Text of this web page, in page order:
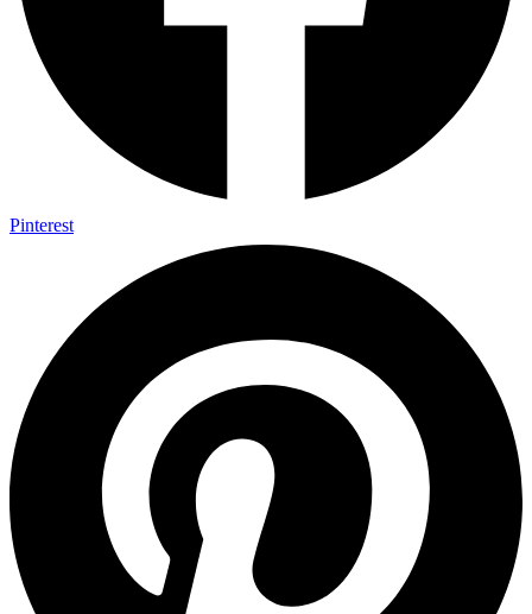
Pinterest